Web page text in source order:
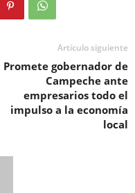
Artículo siguiente
Promete gobernador de
Campeche ante
empresarios todo el
impulso a la economía
local